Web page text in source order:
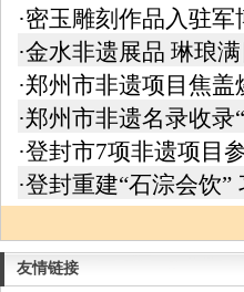
·密玉雕刻作品入驻军
·金水非遗展品 琳琅
·郑州市非遗项目焦
·郑州市非遗名录收
·登封市7项非遗项目
·登封重建“石淙会饮
友情链接